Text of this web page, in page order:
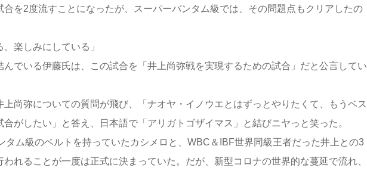
を2度流すことになったが、スーパーバンタム級では、その問題点もクリアしたの
楽しみにしている」
でいる伊藤氏は、この試合を「井上尚弥戦を実現するための試合」だと公言してい
尚弥についての質問が飛び、「ナオヤ・イノウエとはずっとやりたくて、もうベス
合がしたい」と答え、日本語で「アリガトゴザイマス」と結びニヤっと笑った。
ム級のベルトを持っていたカシメロと、WBC＆IBF世界同級王者だった井上との3
れることが一度は正式に決まっていた。だが、新型コロナの世界的な蔓延で流れ、